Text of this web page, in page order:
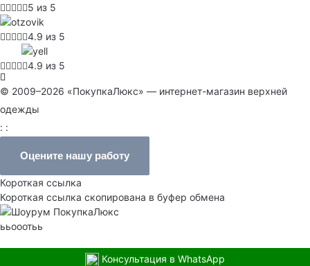
5 из 5
4.9 из 5
4.9 из 5
© 2009–2026 «ПокупкаЛюкс» — интернет-магазин верхней
одежды
: :
Оцените нашу работу
Короткая ссылка
Короткая ссылка скопирована в буфер обмена
ььооотьь
Консультация в WhatsApp